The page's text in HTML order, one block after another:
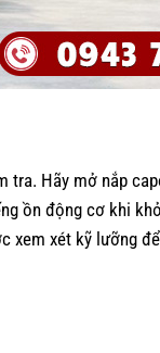
tra. Hãy mở nắp
ồn động cơ khi
xem xét kỹ lưỡng